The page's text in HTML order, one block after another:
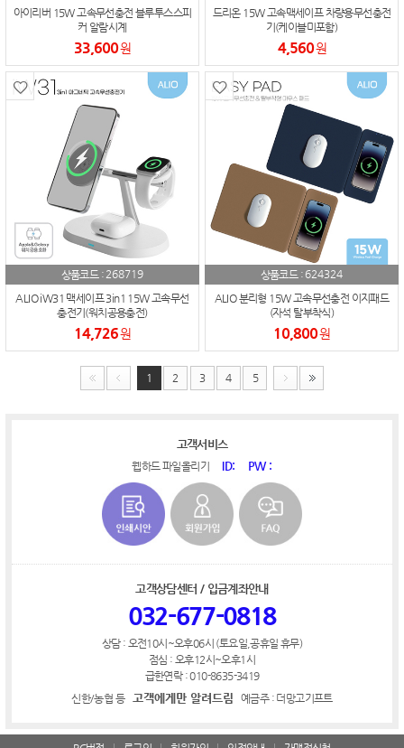
아이리버 15W 고속무선충전 블루투스스피
커 알람시계
33,600원
드리온 15W 고속맥세이프 차량용무선충전
기(케이블미포함)
4,560원
상품코드 :268719
ALIO iW31 맥세이프 3in1 15W 고속무선
충전기(워치공용충전)
14,726원
상품코드 : 624324
ALIO 분리형 15W 고속무선충전 이지패드
(자석 탈부착식)
10,800원
1 2 3 4 5
고객서비스
웹하드 파일올리기 ID: PW :
고객상담센터 / 입금계좌안내
032-677-0818
상담 : 오전10시~오후06시 (토요일,공휴일 휴무)
점심 : 오후12시~오후1시
급한연락 : 010-8635-3419
신한/농협 등 고객에게만 알려드림 예금주 : 더망고기프트